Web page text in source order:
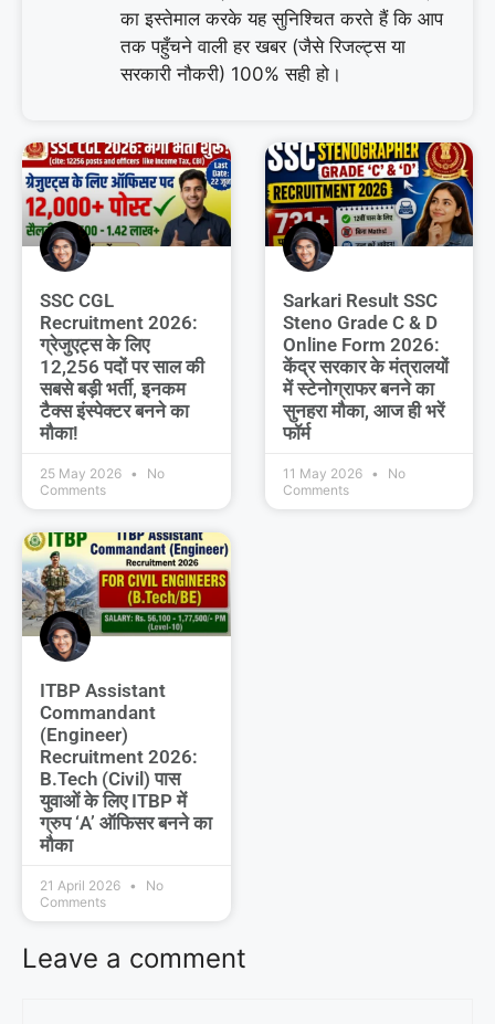
का इस्तेमाल करके यह सुनिश्चित करते हैं कि आप
तक पहुँचने वाली हर खबर (जैसे रिजल्ट्स या
सरकारी नौकरी) 100% सही हो।
SSC CGL
Recruitment 2026:
ग्रेजुएट्स के लिए
12,256 पदों पर साल की
सबसे बड़ी भर्ती, इनकम
टैक्स इंस्पेक्टर बनने का
मौका!
25 May 2026
No
Comments
Sarkari Result SSC
Steno Grade C & D
Online Form 2026:
केंद्र सरकार के मंत्रालयों
में स्टेनोग्राफर बनने का
सुनहरा मौका, आज ही भरें
फॉर्म
11 May 2026
No
Comments
ITBP Assistant
Commandant
(Engineer)
Recruitment 2026:
B.Tech (Civil) पास
युवाओं के लिए ITBP में
ग्रुप ‘A’ ऑफिसर बनने का
मौका
21 April 2026
No
Comments
Leave a comment